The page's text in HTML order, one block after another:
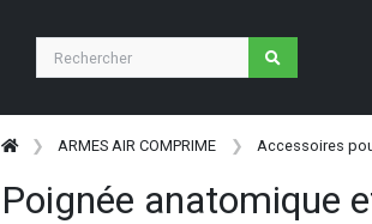
ARMES AIR COMPRIME Accessoires
Poignée anatomique